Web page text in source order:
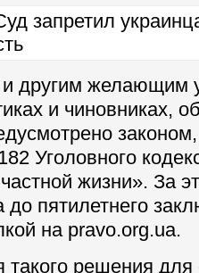
другим желающим
и чиновниках,
Уголовного
жизни». За
пятилетнего
на pravo.org.ua.
такого решения